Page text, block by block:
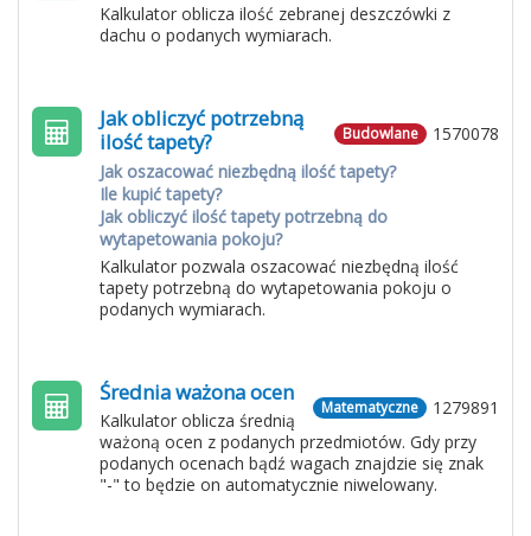
Kalkulator oblicza ilość zebranej deszczówki z
dachu o podanych wymiarach.
1570078
Budowlane
Jak obliczyć potrzebną
ilość tapety?
Jak oszacować niezbędną ilość tapety?
Ile kupić tapety?
Jak obliczyć ilość tapety potrzebną do
wytapetowania pokoju?
Kalkulator pozwala oszacować niezbędną ilość
tapety potrzebną do wytapetowania pokoju o
podanych wymiarach.
1279891
Matematyczne
Średnia ważona ocen
Kalkulator oblicza średnią
ważoną ocen z podanych przedmiotów. Gdy przy
podanych ocenach bądź wagach znajdzie się znak
"-" to będzie on automatycznie niwelowany.